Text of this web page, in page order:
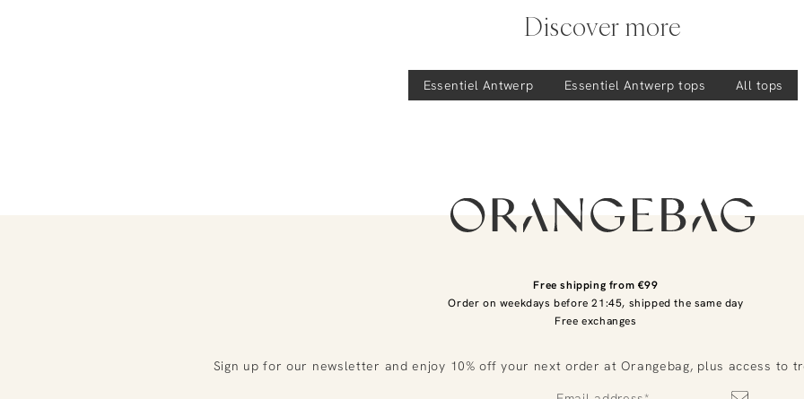
Discover more
Essentiel Antwerp Essentiel Antwerp tops All tops
Free shipping from €99
Order on weekdays before 21:45, shipped the same day
Free exchanges
Sign up for our newsletter and enjoy 10% off your next order at Orangebag, plus access to